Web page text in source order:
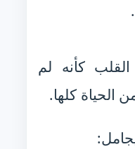
كأنه لم
كلها.